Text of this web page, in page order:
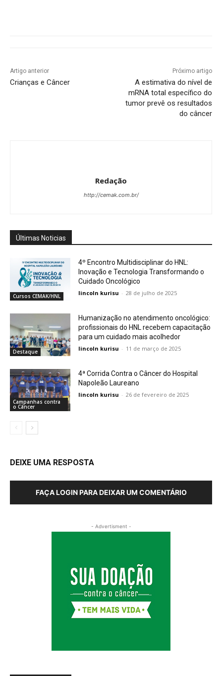
Artigo anterior
Crianças e Câncer
Próximo artigo
A estimativa do nível de
mRNA total específico do
tumor prevê os resultados
do câncer
Redação
http://cemak.com.br/
Últimas Noticias
Cursos CEMAK/HNL
4º Encontro Multidisciplinar do HNL:
Inovação e Tecnologia Transformando o
Cuidado Oncológico
lincoln kurisu - 28 de julho de 2025
Destaque
Humanização no atendimento oncológico:
profissionais do HNL recebem capacitação
para um cuidado mais acolhedor
lincoln kurisu - 11 de março de 2025
Campanhas contra
o Câncer
4ª Corrida Contra o Câncer do Hospital
Napoleão Laureano
lincoln kurisu - 26 de fevereiro de 2025
DEIXE UMA RESPOSTA
FAÇA LOGIN PARA DEIXAR UM COMENTÁRIO
- Advertisment -